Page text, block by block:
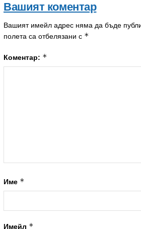
Вашият коментар
Вашият имейл адрес няма да бъде
полета са отбелязани с *
Коментар: *
Име *
Имейл *